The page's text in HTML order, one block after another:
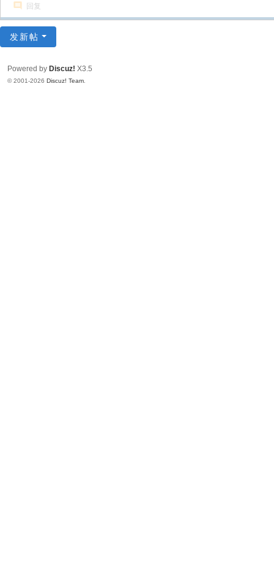
回复
发新帖
Powered by Discuz! X3.5
© 2001-2026 Discuz! Team